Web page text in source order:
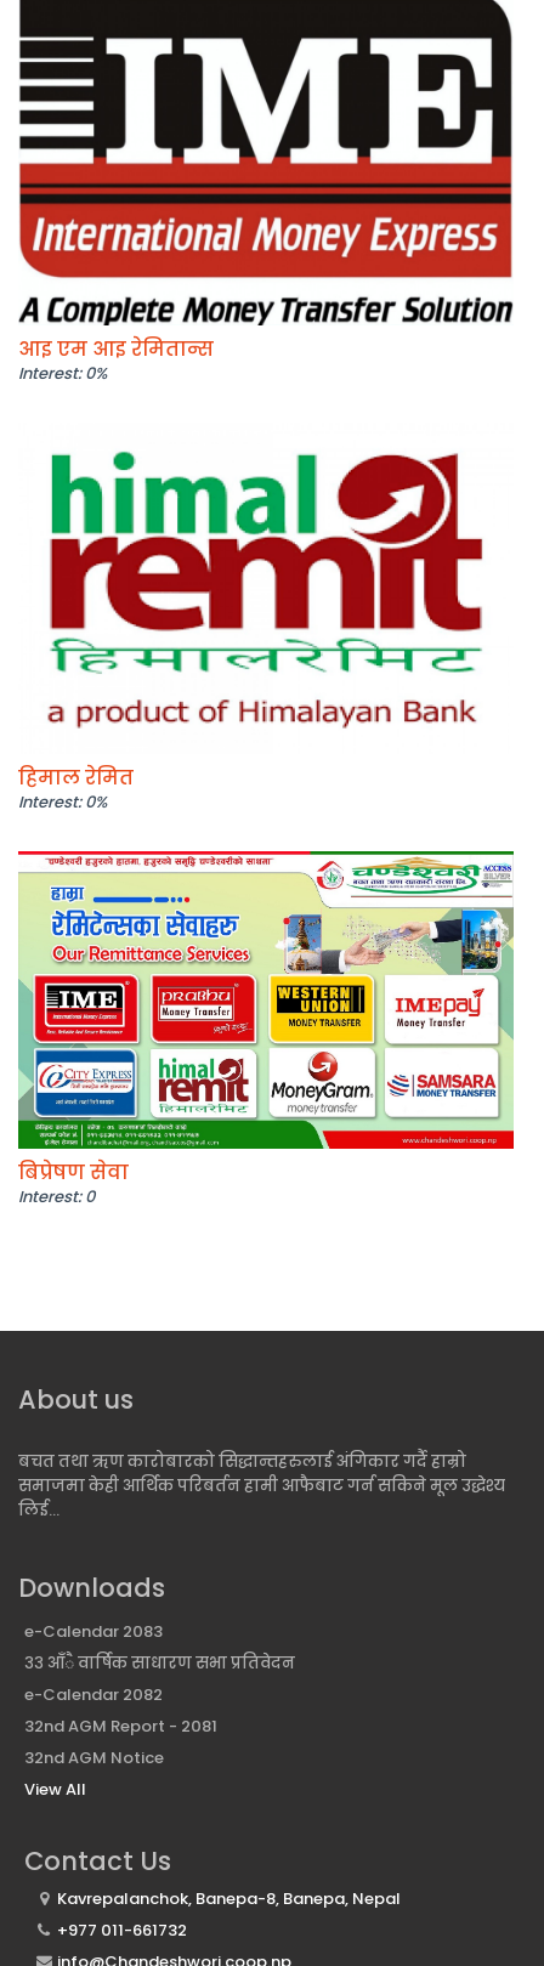
आइ एम आइ रेमितान्स
Interest: 0%
हिमाल रेमित
Interest: 0%
बिप्रेषण सेवा
Interest: 0
About us
बचत तथा ऋण कारोबारको सिद्धान्तहरुलाई अंगिकार गर्दै हाम्रो
समाजमा केही आर्थिक परिबर्तन हामी आफैबाट गर्न सकिने मूल उद्धेश्य
लिई...
Downloads
e-Calendar 2083
३३ आँै वार्षिक साधारण सभा प्रतिवेदन
e-Calendar 2082
32nd AGM Report - 2081
32nd AGM Notice
View All
Contact Us
Kavrepalanchok, Banepa-8, Banepa, Nepal
+977 011-661732
info@Chandeshwori.coop.np